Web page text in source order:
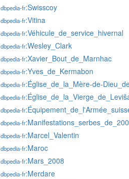
dbpedia-fr:Swisscoy
dbpedia-fr:Vitina
dbpedia-fr:Véhicule_de_service_hivernal
dbpedia-fr:Wesley_Clark
dbpedia-fr:Xavier_Bout_de_Marnhac
dbpedia-fr:Yves_de_Kermabon
dbpedia-fr:Église_de_la_Mère-de-
dbpedia-fr
dbpedia-fr
dbpedia-fr
dbpedia-fr:Marcel_Valentin
dbpedia-fr:Maroc
dbpedia-fr:Mars_2008
dbpedia-fr:Merdare